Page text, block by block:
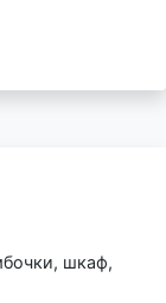
шкаф,